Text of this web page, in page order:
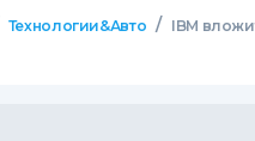
Технологии&Авто / IBM